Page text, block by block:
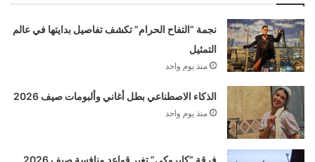
نجمة “التفاح الحرام” تكشف تفاصيل بدايتها في عالم
التمثيل
منذ يوم واحد
الذكاء الاصطناعي بطل أغاني وألبومات صيف 2026
منذ يوم واحد
فرقة “كايروكي” تغير قواعد منافسة صيف 2026